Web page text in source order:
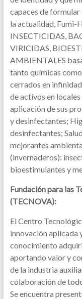
capaces de formular
la actualidad, Fumi-
INSECTICIDAS,
VIRICIDAS,
AMBIENTALES
tanto químicas
cerrados en
de activos en
aplicación de sus
y desinfectantes;
desinfectantes;
mejorantes
(invernaderos):
bioestimulantes y
Fundación para las
(TECNOVA):
El Centro
innovación aplicada
conocimiento
aportando valor y
de la industria
colaboración de
Se encuentra